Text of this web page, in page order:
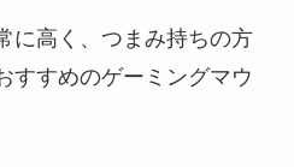
に高く、つまみ持ちの方
すすめのゲーミングマウ